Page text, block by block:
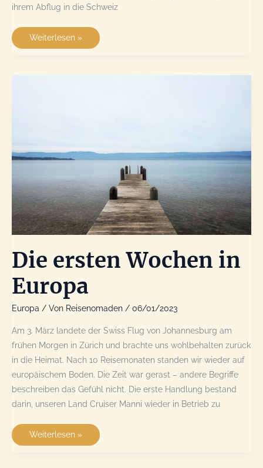
ihrem Abflug in die Schweiz
Wir
Weiterlesen »
Die ersten Wochen in
Europa
Europa / Von Reisenomaden / 06/01/2023
Am 3. März landete der Swiss Flug von Johannesburg am
frühen Morgen in Zürich und brachte uns wohlbehalten zurück
in die Heimat. Nach 10 Reisemonaten standen wir wieder auf
europäischem Boden. Die Zeit war gerast – andere Begriffe
beschreiben das Gefühl nicht. Die erste Handlung bestand
darin, unseren Land Cruiser Manni wieder in Betrieb zu
Die
Weiterlesen »